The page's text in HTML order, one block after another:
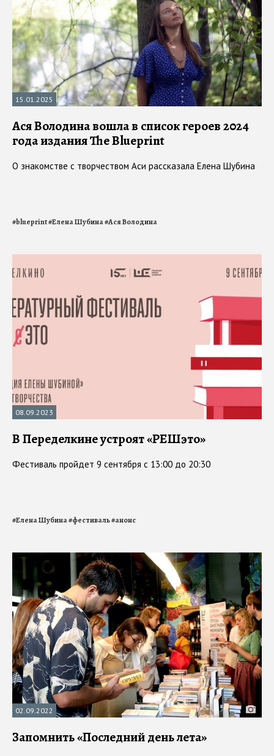
15.01.2025
Ася Володина вошла в список героев 2024
года издания The Blueprint
О знакомстве с творчеством Аси рассказала Елена Шубина
#blueprint#Елена Шубина#Ася Володина
08.09.2023
В Переделкине устроят «РЕШэто»
Фестиваль пройдет 9 сентября с 13:00 до 20:30
#Елена Шубина#фестиваль#анонс
02.09.2022
Запомнить «Последний день лета»